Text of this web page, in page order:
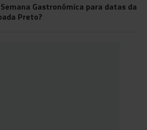
Gastronómica para datas da
Preto?